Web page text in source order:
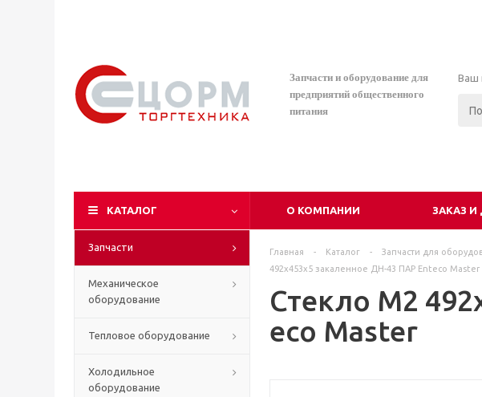
Запчасти и оборудование для
предприятий общественного
питания
Ваш
КАТАЛОГ О КОМПАНИИ ЗАКАЗ И
Запчасти
Механическое
оборудование
Тепловое оборудование
Холодильное
оборудование
Главная - Каталог - Запчасти для
492х453х5 закаленное ДН-43 ПАР Enteco Master
Стекло М2
eco Master